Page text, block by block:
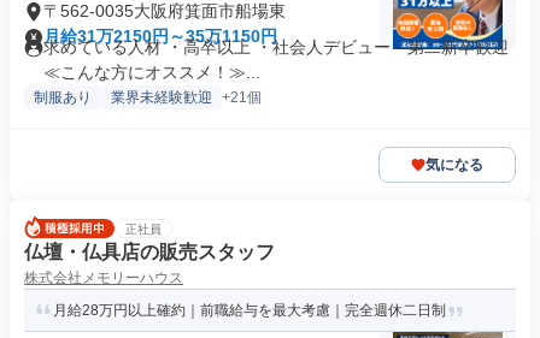
〒562-0035大阪府箕面市船場東
月給31万2150円～35万1150円
求めている人材 ・高卒以上 ・社会人デビュー・第二新卒歓迎
≪こんな方にオススメ！≫...
制服あり 業界未経験歓迎 +21個
気になる
正社員
仏壇・仏具店の販売スタッフ
株式会社メモリーハウス
月給28万円以上確約｜前職給与を最大考慮｜完全週休二日制